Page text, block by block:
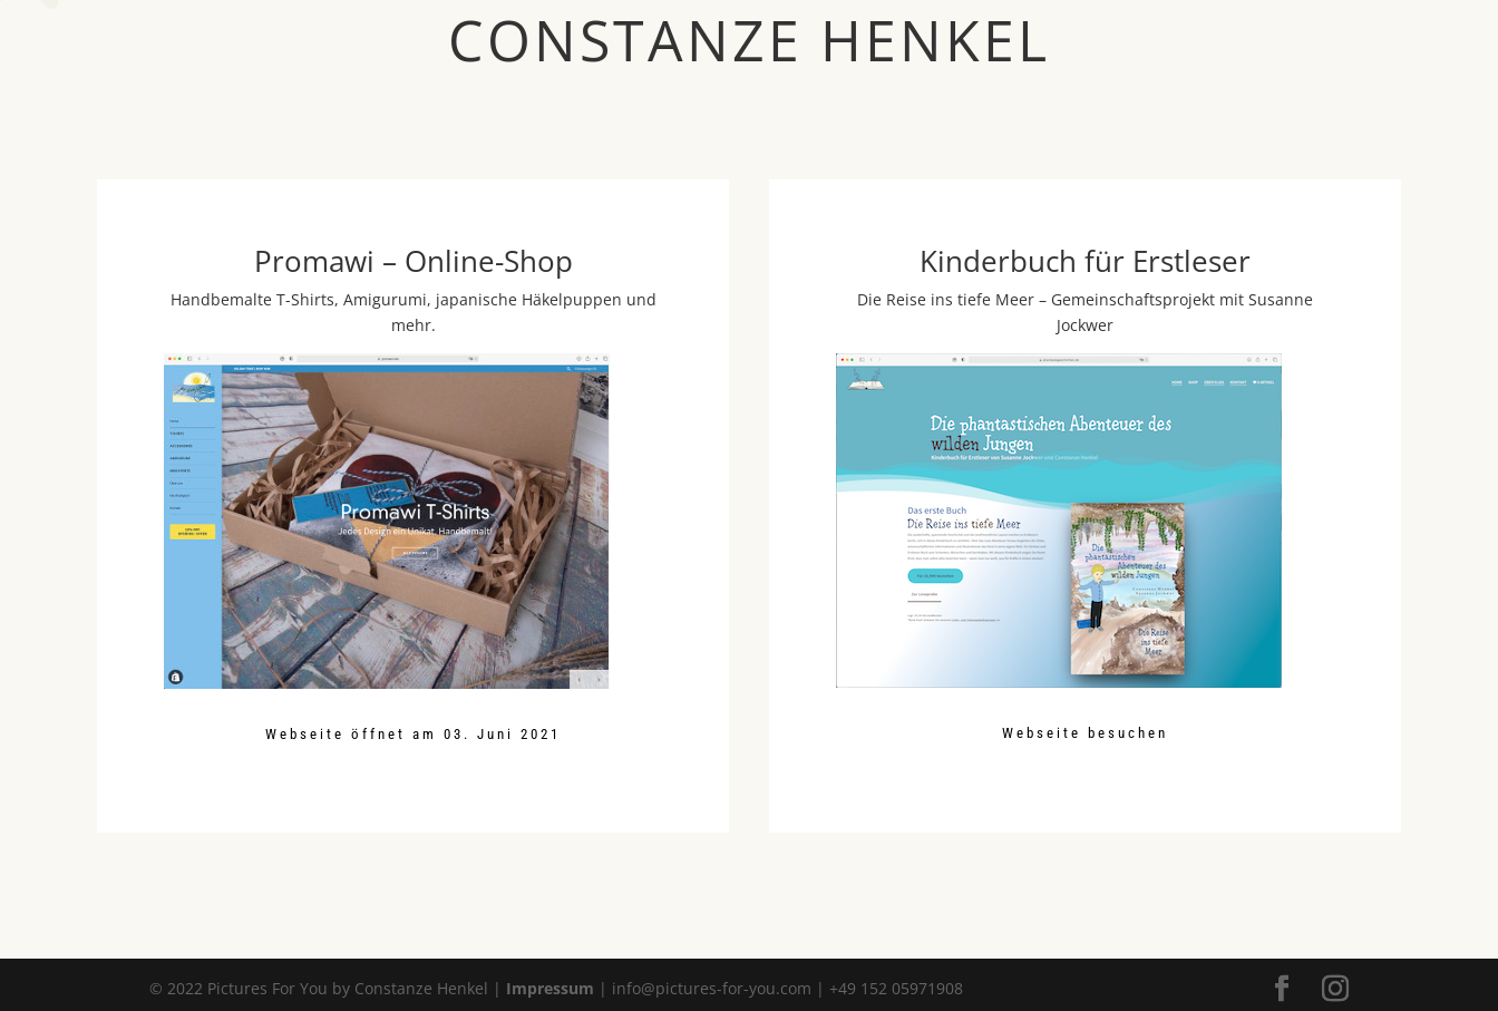
CONSTANZE HENKEL
Promawi – Online-Shop
Handbemalte T-Shirts, Amigurumi, japanische Häkelpuppen und
mehr.
Webseite öffnet am 03. Juni 2021
Kinderbuch für Erstleser
Die Reise ins tiefe Meer – Gemeinschaftsprojekt mit Susanne
Jockwer
Webseite besuchen
© 2022 Pictures For You by Constanze Henkel | Impressum | info@pictures-for-you.com | +49 152 05971908